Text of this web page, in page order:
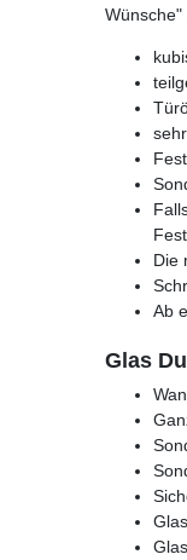
Wünsche"
Die
Ab
Glas